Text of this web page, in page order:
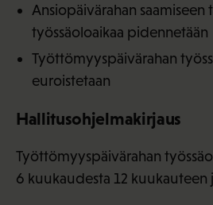
Ansiopäivärahan saamiseen
työssäoloaikaa pidennetään
Työttömyyspäivärahan
euroistetaan
Hallitusohjelmakirjaus
Työttömyyspäivärahan
6 kuukaudesta 12 kuukauteen